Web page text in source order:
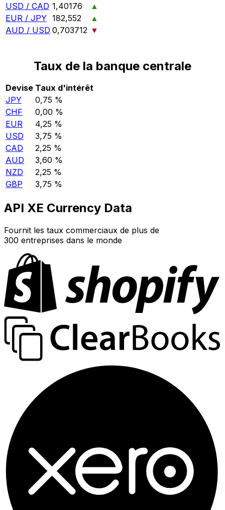
USD / CAD 1,40176
▲
EUR / JPY 182,552
▲
AUD / USD 0,703712 ▼
Taux de la banque centrale
Devise Taux d'intérêt
JPY
0,75 %
CHF
0,00 %
EUR
4,25 %
USD
3,75 %
CAD
2,25 %
AUD
3,60 %
NZD
2,25 %
GBP
3,75 %
API XE Currency Data
Fournit les taux commerciaux de plus de
300 entreprises dans le monde